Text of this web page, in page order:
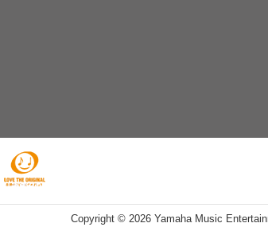
Copyright © 2026 Yamaha Music